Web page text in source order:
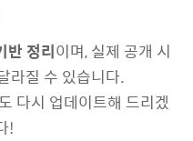
반 정리이며, 실제 공개 시
라질 수 있습니다.
다시 업데이트해 드리겠
!